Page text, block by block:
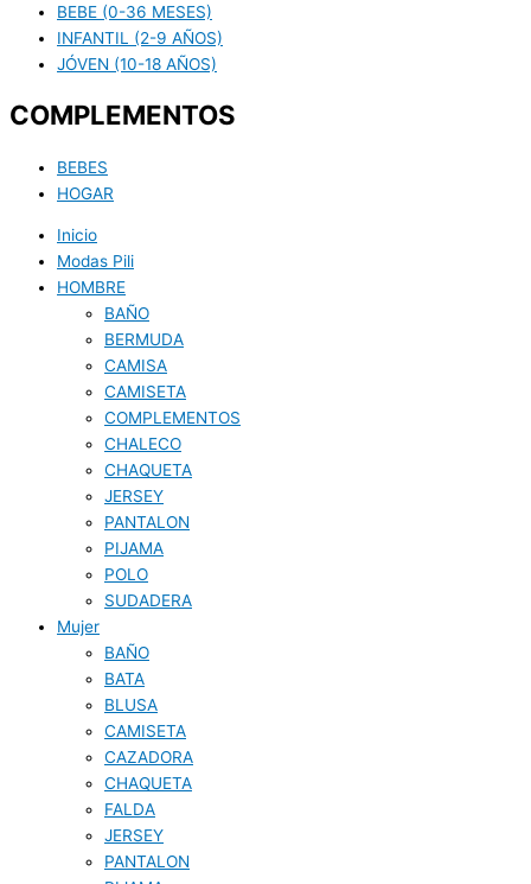
BEBE (0-36 MESES)
INFANTIL (2-9 AÑOS)
JÓVEN (10-18 AÑOS)
COMPLEMENTOS
BEBES
HOGAR
Inicio
Modas Pili
HOMBRE
BAÑO
BERMUDA
CAMISA
CAMISETA
COMPLEMENTOS
CHALECO
CHAQUETA
JERSEY
PANTALON
PIJAMA
POLO
SUDADERA
Mujer
BAÑO
BATA
BLUSA
CAMISETA
CAZADORA
CHAQUETA
FALDA
JERSEY
PANTALON